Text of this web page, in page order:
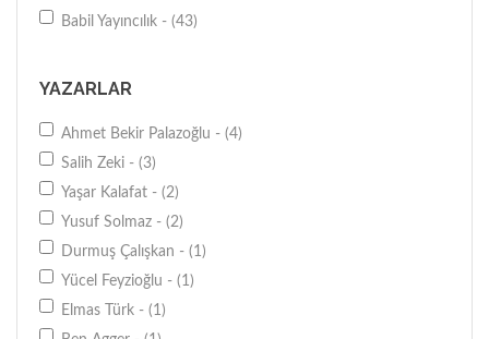
Sosyoloji Yazıları - (1)
Diğer - (1)
Türkiye - (1)
Siyasal Tarih - (1)
Psikolojik Danışmanlık - (1)
Biyografi-Otobiyografi - (1)
İletişim-Medya - (1)
Babil Yayıncılık - (43)
YAZARLAR
Ahmet Bekir Palazoğlu - (4)
Salih Zeki - (3)
Yaşar Kalafat - (2)
Yusuf Solmaz - (2)
Durmuş Çalışkan - (1)
Yücel Feyzioğlu - (1)
Elmas Türk - (1)